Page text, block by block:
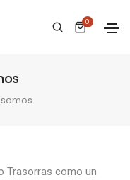
0
Trasorras como un